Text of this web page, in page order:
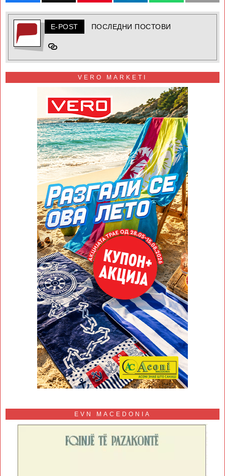
E-POST ПОСЛЕДНИ ПОСТОВИ
VERO MARKETI
EVN MACEDONIA